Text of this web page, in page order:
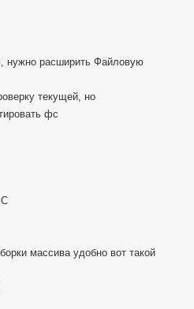
нужно расширить Файловую
текущей, но
фс
массива удобно вот такой